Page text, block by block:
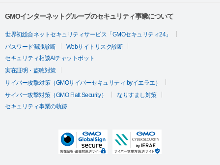
GMOインターネットグループのセキュリティ事業について
世界初総合ネットセキュリティサービス「GMOセキュリティ24」
パスワード漏洩診断
Webサイトリスク診断
セキュリティ相談AIチャットボット
実在証明・盗聴対策
サイバー攻撃対策（GMOサイバーセキュリティ byイエラエ）
サイバー攻撃対策（GMO Flatt Security）
なりすまし対策
セキュリティ事業の軌跡